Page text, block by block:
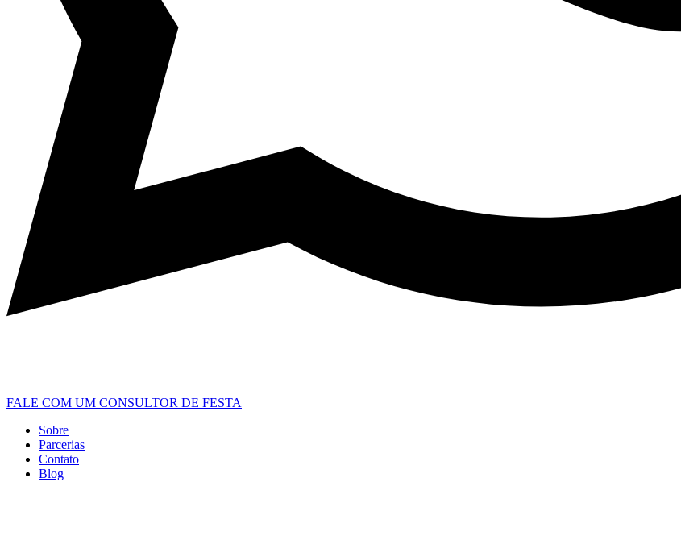
FALE COM UM CONSULTOR DE FESTA
Sobre
Parcerias
Contato
Blog